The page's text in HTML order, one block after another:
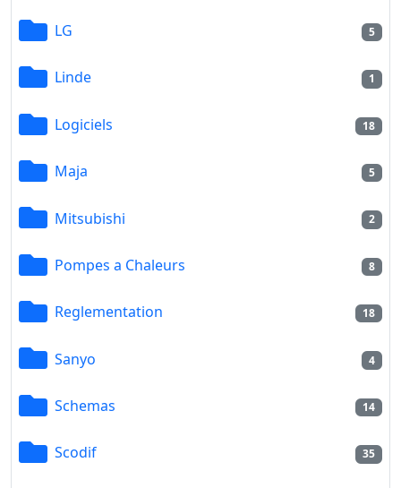
LG 5
Linde 1
Logiciels 18
Maja 5
Mitsubishi 2
Pompes a Chaleurs 8
Reglementation 18
Sanyo 4
Schemas 14
Scodif 35